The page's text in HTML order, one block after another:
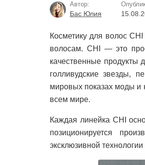
Автор:
Бас Юлия
Косметику для волос
волосам. CHI — это
качественные продукты
голливудские звезды,
мировых показах моды и
всем мире.
Каждая линейка CHI
позиционируется
эксклюзивной